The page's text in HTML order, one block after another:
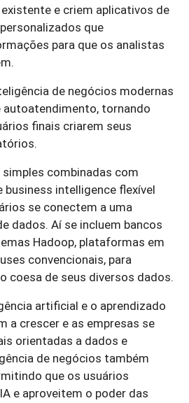
e criem aplicativos de
que
para que os analistas
de negócios modernas
autoatendimento, tornando
finais criarem seus
combinadas com
intelligence flexível
se conectem a uma
dados. Aí se incluem bancos
Hadoop, plataformas em
convencionais, para
coesa de seus diversos dados.
artificial e o aprendizado
a crescer e as empresas se
orientadas a dados e
de negócios também
que os usuários
e aproveitem o poder das